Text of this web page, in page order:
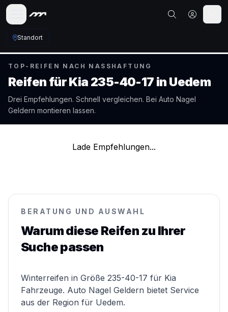
Standort
TOP-REIFEN NACH NASSHAFTUNG
Reifen fürKia 235-40-17 in Uedem
Drei Empfehlungen. Schnell vergleichen. Bei Auto Nagel
Geldern montieren lassen.
Lade Empfehlungen...
BERATUNG UND AUSWAHL
Warum diese Reifen zu Ihrer
Suche passen
Winterreifen in Größe 235-40-17 für Kia
Fahrzeuge. Auto Nagel Geldern bietet Service
aus der Region für Uedem.